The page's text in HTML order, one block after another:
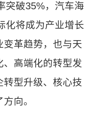
突破35%，汽车海
化将成为产业增长
变革趋势，也与天
、高端化的转型发
转型升级、核心技
向。